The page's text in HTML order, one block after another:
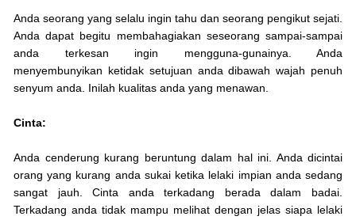
Anda seorang yang selalu ingin tahu dan seorang pengikut sejati.
Anda dapat begitu membahagiakan seseorang sampai-sampai
anda terkesan ingin mengguna-gunainya. Anda
menyembunyikan ketidak setujuan anda dibawah wajah penuh
senyum anda. Inilah kualitas anda yang menawan.
Cinta:
Anda cenderung kurang beruntung dalam hal ini. Anda dicintai
orang yang kurang anda sukai ketika lelaki impian anda sedang
sangat jauh. Cinta anda terkadang berada dalam badai.
Terkadang anda tidak mampu melihat dengan jelas siapa lelaki